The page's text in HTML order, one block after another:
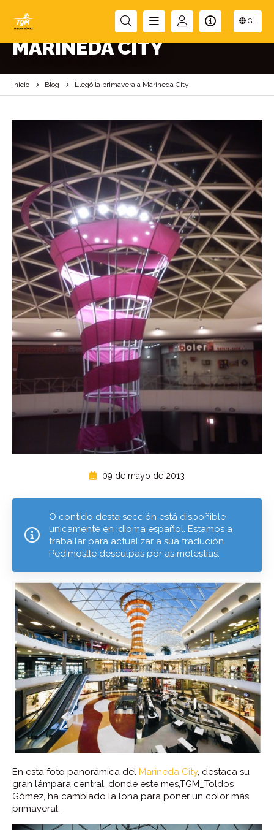
GL
LLEGÓ LA PRIMAVERA A
MARINEDA CITY
Inicio Blog Llegó la primavera a Marineda City
09 de mayo de 2013
O contido desta sección está dispoñible
unicamente en idioma español. Estamos a
traballar para actualizar a súa tradución.
Pedímoslle desculpas por as molestias.
En esta foto panorámica del Marineda City, destaca su
gran lámpara central, donde este mes,TGM_Toldos
Gómez, ha cambiado la lona para poner un color más
primaveral.